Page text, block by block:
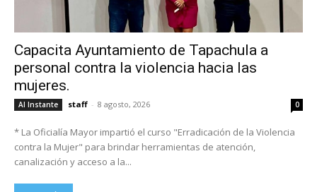
Capacita Ayuntamiento de Tapachula a
personal contra la violencia hacia las
mujeres.
Al Instante staff - 8 agosto, 2026 0
* La Oficialía Mayor impartió el curso "Erradicación de la Violencia
contra la Mujer" para brindar herramientas de atención,
canalización y acceso a la...